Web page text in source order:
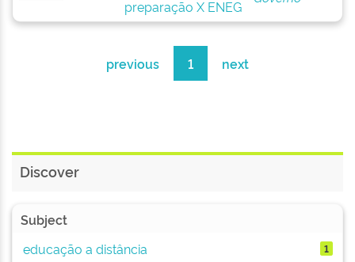
preparação X ENEG
previous 1 next
Discover
Subject
educação a distância
1